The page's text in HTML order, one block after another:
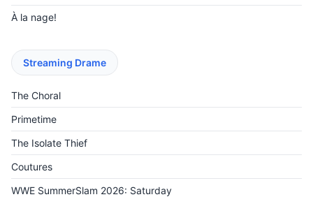
À la nage!
Streaming Drame
The Choral
Primetime
The Isolate Thief
Coutures
WWE SummerSlam 2026: Saturday